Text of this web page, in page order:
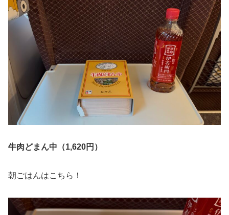
牛肉どまん中（1,620円）
朝ごはんはこちら！